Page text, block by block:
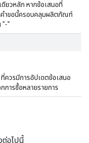
ยวหลัก หากข้อเสนอที่
ำขอนี้ครอบคลุมผลิตภัณฑ์
"-"
ควรมีการอัปเดตข้อเสนอ
การซื้อหลายรายการ
ต่อไปนี้